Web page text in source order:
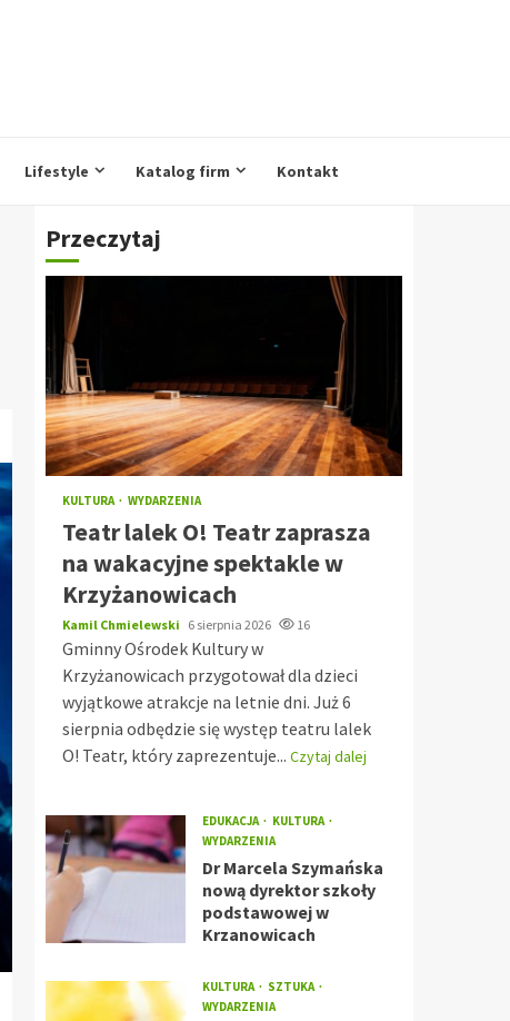
Lifestyle Katalog firm Kontakt
Przeczytaj
KULTURA WYDARZENIA
Teatr lalek O! Teatr zaprasza
na wakacyjne spektakle w
Krzyżanowicach
Kamil Chmielewski 6 sierpnia 2026 16
Gminny Ośrodek Kultury w
Krzyżanowicach przygotował dla dzieci
wyjątkowe atrakcje na letnie dni. Już 6
sierpnia odbędzie się występ teatru lalek
O! Teatr, który zaprezentuje... Czytaj dalej
EDUKACJA
KULTURA
WYDARZENIA
Dr Marcela Szymańska
nową dyrektor szkoły
podstawowej w
Krzanowicach
KULTURA
SZTUKA
WYDARZENIA